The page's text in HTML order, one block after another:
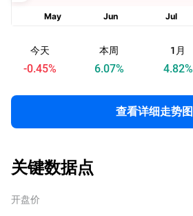
今天
-0.45%
本周
6.07%
1月
4.82%
查看详细走势图
关键数据点
开盘价